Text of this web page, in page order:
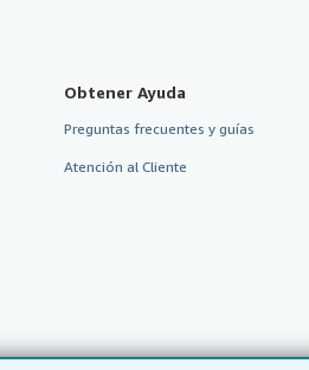
Obtener Ayuda
Preguntas frecuentes y guías
Atención al Cliente